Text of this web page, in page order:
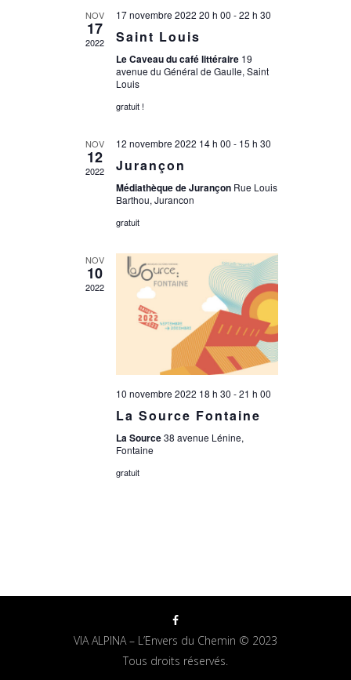
NOV
17
2022
17 novembre 2022 20 h 00 -22 h 30
Saint Louis
Le Caveau du café littéraire 19
avenue du Général de Gaulle, Saint
Louis
gratuit !
NOV
12
2022
12 novembre 2022 14 h 00 - 15 h 30
Jurançon
Médiathèque de Jurançon Rue Louis
Barthou, Jurancon
gratuit
NOV
10
2022
10 novembre 2022 18 h 30 -21 h 00
La Source Fontaine
La Source38 avenue Lénine,
Fontaine
gratuit
VIA ALPINA – L’Envers du Chemin © 2023
Tous droits réservés.